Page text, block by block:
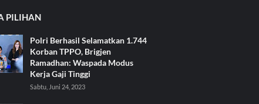
PILIHAN
Polri Berhasil Selamatkan 1.744
Korban TPPO, Brigjen
Ramadhan: Waspada Modus
Kerja Gaji Tinggi
Sabtu, Juni 24, 2023